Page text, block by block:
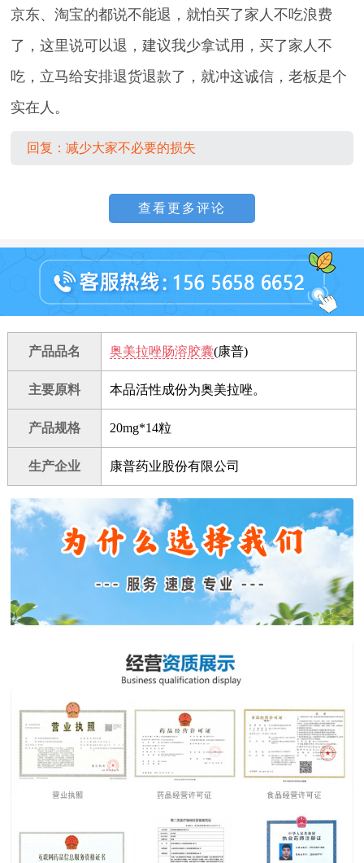
京东、淘宝的都说不能退，就怕买了家人不吃浪费
了，这里说可以退，建议我少拿试用，买了家人不
吃，立马给安排退货退款了，就冲这诚信，老板是个
实在人。
回复：减少大家不必要的损失
查看更多评论
产品品名 奥美拉唑肠溶胶囊(康普)
主要原料 本品活性成份为奥美拉唑。
产品规格 20mg*14粒
生产企业 康普药业股份有限公司